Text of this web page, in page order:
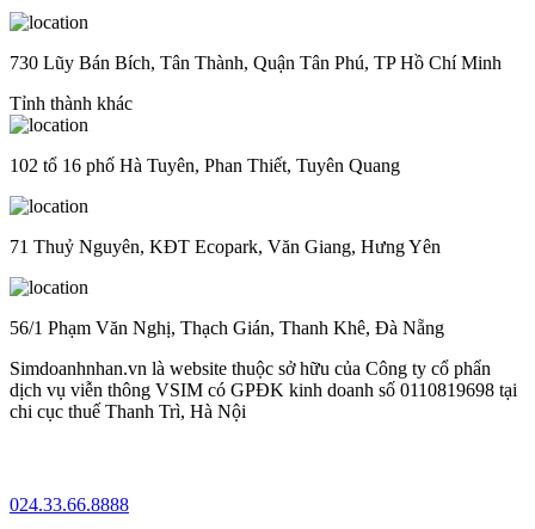
730 Lũy Bán Bích, Tân Thành, Quận Tân Phú, TP Hồ Chí Minh
Tỉnh thành khác
102 tổ 16 phố Hà Tuyên, Phan Thiết, Tuyên Quang
71 Thuỷ Nguyên, KĐT Ecopark, Văn Giang, Hưng Yên
56/1 Phạm Văn Nghị, Thạch Gián, Thanh Khê, Đà Nẵng
Simdoanhnhan.vn là website thuộc sở hữu của Công ty cổ phẩn
dịch vụ viễn thông VSIM có GPĐK kinh doanh số 0110819698 tại
chi cục thuế Thanh Trì, Hà Nội
024.33.66.8888